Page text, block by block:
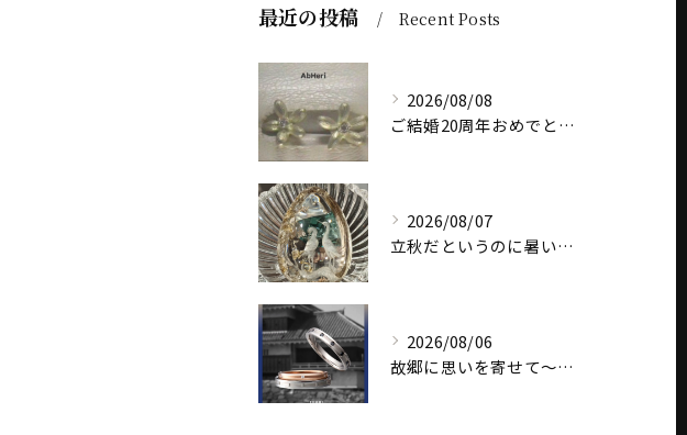
最近の投稿 Recent Posts
2026/08/08
ご結婚20周年おめでとうございます
2026/08/07
立秋だというのに暑いですね
2026/08/06
故郷に思いを寄せて～オリジナルブランド【Shinano(しな...